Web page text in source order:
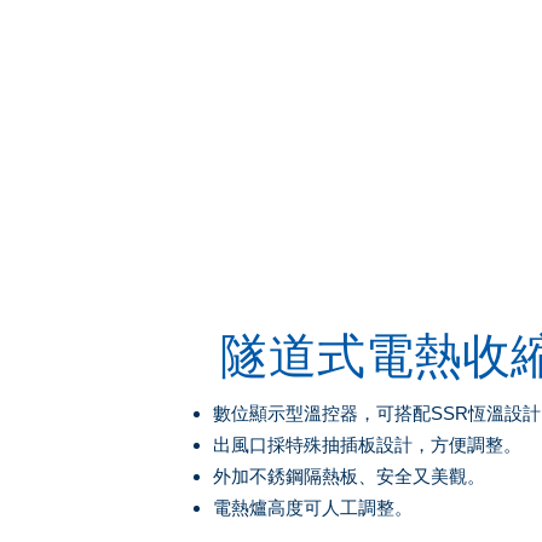
隧道式電熱收
數位顯示型溫控器，可搭配SSR恆溫設
出風口採特殊抽插板設計，方便調整。
外加不銹鋼隔熱板、安全又美觀。
電熱爐高度可人工調整。